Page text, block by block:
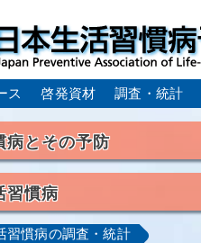
ス 啓発資材 調査・統計
病とその予防
生活
習慣病
脂質異常症（高脂血症）
習慣病の調査・統計